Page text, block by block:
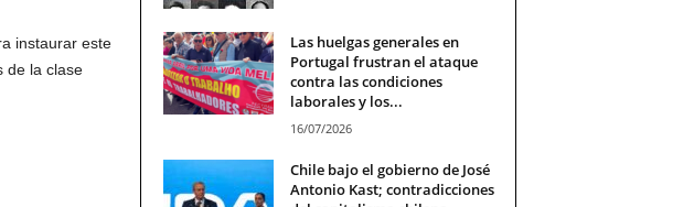
instaurar este
de la clase
Las huelgas generales en
Portugal frustran el ataque
contra las condiciones
laborales y los...
16/07/2026
Chile bajo el gobierno de José
Antonio Kast; contradicciones